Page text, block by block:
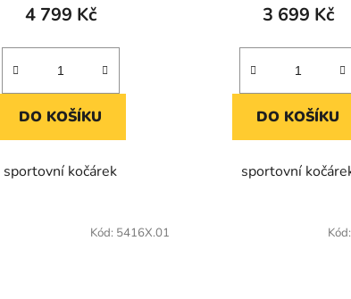
4 799 Kč
DO KOŠÍKU
sportovní kočárek
3 699 Kč
DO KOŠÍKU
sportovní
Kód: 5416X.01 Kód: